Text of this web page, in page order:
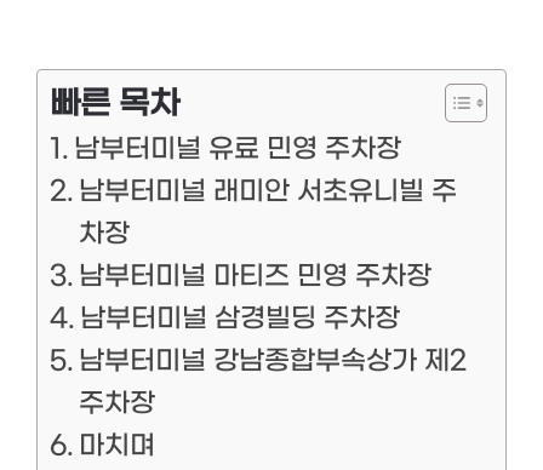
빠른 목차
남부터미널 유료 민영 주차장
남부터미널 래미안 서초유니빌 주
차장
남부터미널 마티즈 민영 주차장
남부터미널 삼경빌딩 주차장
남부터미널 강남종합부속상가 제2
주차장
마치며